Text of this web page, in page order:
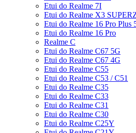
Etui do Realme 7I
Etui do Realme X3
Etui do Realme 16 Pro Plus
Etui do Realme 16 Pro
Realme C
Etui do Realme C67 5G
Etui do Realme C67 4G
Etui do Realme C55
Etui do Realme C53 / C51
Etui do Realme C35
Etui do Realme C33
Etui do Realme C31
Etui do Realme C30
Etui do Realme C25Y